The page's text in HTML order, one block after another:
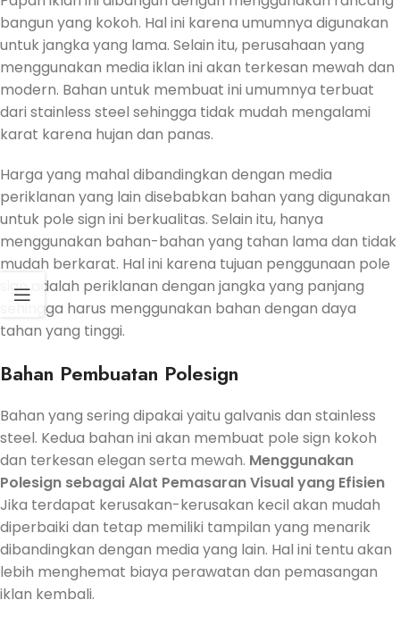
bangun yang kokoh. Hal ini karena umumnya digunakan
untuk jangka yang lama. Selain itu, perusahaan yang
menggunakan media iklan ini akan terkesan mewah dan
modern. Bahan untuk membuat ini umumnya terbuat
dari stainless steel sehingga tidak mudah mengalami
karat karena hujan dan panas.
Harga yang mahal dibandingkan dengan media
periklanan yang lain disebabkan bahan yang digunakan
untuk pole sign ini berkualitas. Selain itu, hanya
menggunakan bahan-bahan yang tahan lama dan tidak
mudah berkarat. Hal ini karena tujuan penggunaan pole
sign adalah periklanan dengan jangka yang panjang
sehingga harus menggunakan bahan dengan daya
tahan yang tinggi.
Bahan Pembuatan Polesign
Bahan yang sering dipakai yaitu galvanis dan stainless
steel. Kedua bahan ini akan membuat pole sign kokoh
dan terkesan elegan serta mewah. Menggunakan
Polesign sebagai Alat Pemasaran Visual yang Efisien
Jika terdapat kerusakan-kerusakan kecil akan mudah
diperbaiki dan tetap memiliki tampilan yang menarik
dibandingkan dengan media yang lain. Hal ini tentu akan
lebih menghemat biaya perawatan dan pemasangan
iklan kembali.